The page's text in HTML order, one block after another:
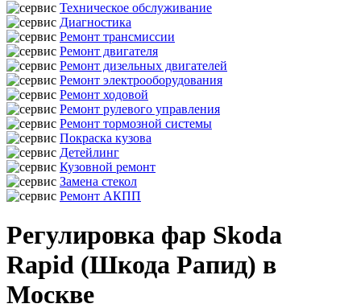
Техническое обслуживание
Диагностика
Ремонт трансмиссии
Ремонт двигателя
Ремонт дизельных двигателей
Ремонт электрооборудования
Ремонт ходовой
Ремонт рулевого управления
Ремонт тормозной системы
Покраска кузова
Детейлинг
Кузовной ремонт
Замена стекол
Ремонт АКПП
Регулировка фар Skoda
Rapid (Шкода Рапид) в
Москве